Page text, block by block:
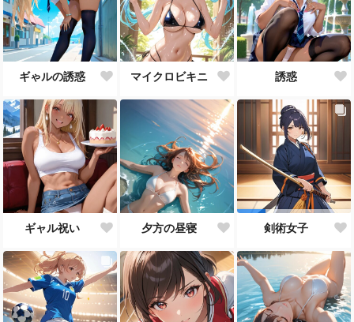
ギゃルの誘惑 マイクロビキニ 誘惑
ギャル祝い 夕方の昼寝 剣術女子